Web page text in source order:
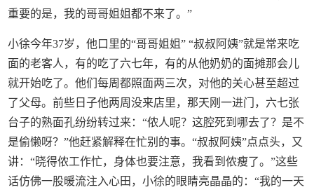
重要的是，我的哥哥姐姐都不来了。”
小徐今年37岁，他口里的“哥哥姐姐” “叔叔阿姨”就是常来吃
面的老客人，有的吃了六七年，有的从他奶奶的面摊那会儿
就开始吃了。他们每周都照面两三次，对他的关心甚至超过
了父母。前些日子他两周没来店里，那天刚一进门，六七张
台子的熟面孔纷纷转过来：“侬人呢？这腔死到哪去了？是不
是偷懒呀？”他赶紧解释在忙别的事。“叔叔阿姨”点点头，又
讲：“晓得侬工作忙，身体也要注意，我看到侬瘦了。”这些
话仿佛一股暖流注入心田，小徐的眼睛亮晶晶的：“我的一天